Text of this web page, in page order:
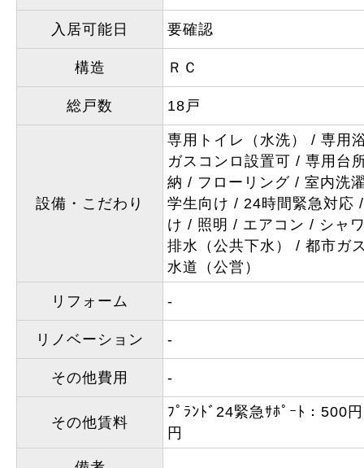
入居可能日 要確認
構造 ＲＣ
総戸数 18戸
設備・こだわり
専用トイレ（水洗）
専用
ガスコンロ設置可
専用台
納
フローリング
室内洗
学生向け
24時間緊急対応
け
照明 エアコン
シャ
排水（公共下水）
都市ガ
水道（公営）
リフォーム -
リノベーション -
その他費用 -
その他賃料
ﾌﾟﾗﾝﾄﾞ24緊急ｻﾎﾟｰﾄ：500
円